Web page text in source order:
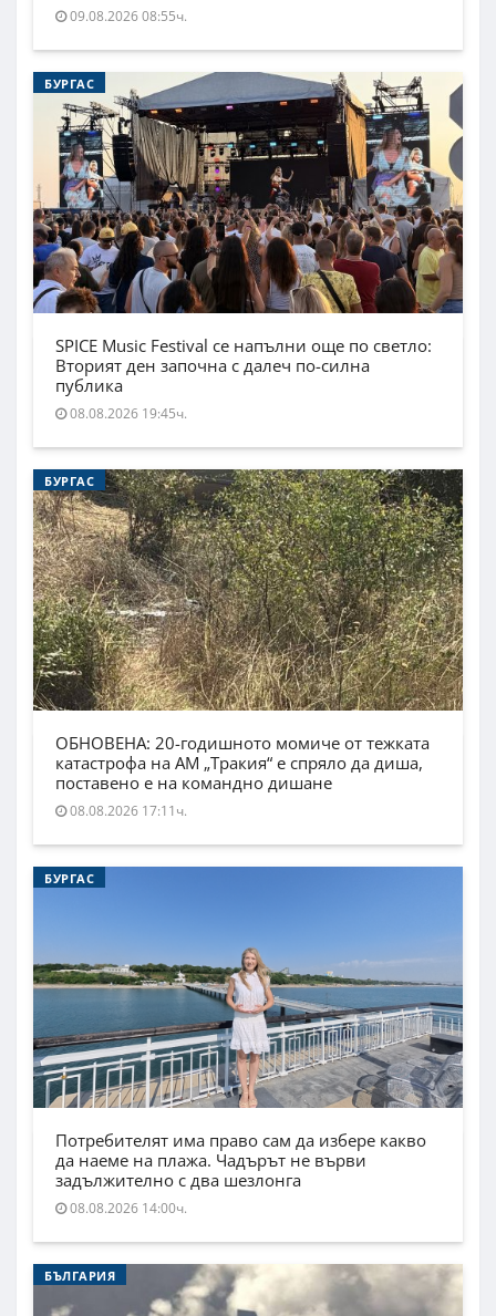
09.08.2026 08:55ч.
БУРГАС
SPICE Music Festival се напълни още по светло:
Вторият ден започна с далеч по-силна
публика
08.08.2026 19:45ч.
БУРГАС
ОБНОВЕНА: 20-годишното момиче от тежката
катастрофа на АМ „Тракия“ е спряло да диша,
поставено е на командно дишане
08.08.2026 17:11ч.
БУРГАС
Потребителят има право сам да избере какво
да наеме на плажа. Чадърът не върви
задължително с два шезлонга
08.08.2026 14:00ч.
БЪЛГАРИЯ